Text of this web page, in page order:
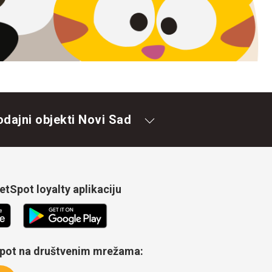
objekti Novi Sad
loyalty aplikaciju
na društvenim mrežama: